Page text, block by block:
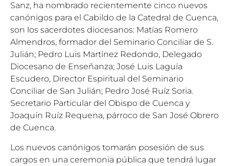
Sanz, ha nombrado recientemente cinco nuevos
canónigos para el Cabildo de la Catedral de Cuenca,
son los sacerdotes diocesanos: Matías Romero
Almendros, formador del Seminario Conciliar de S.
Julián; Pedro Luis Martínez Redondo, Delegado
Diocesano de Enseñanza; José Luis Laguía
Escudero, Director Espiritual del Seminario
Conciliar de San Julián; Pedro José Ruíz Soria.
Secretario Particular del Obispo de Cuenca y
Joaquín Ruíz Requena, párroco de San José Obrero
de Cuenca.
Los nuevos canónigos tomarán posesión de sus
cargos en una ceremonia pública que tendrá lugar